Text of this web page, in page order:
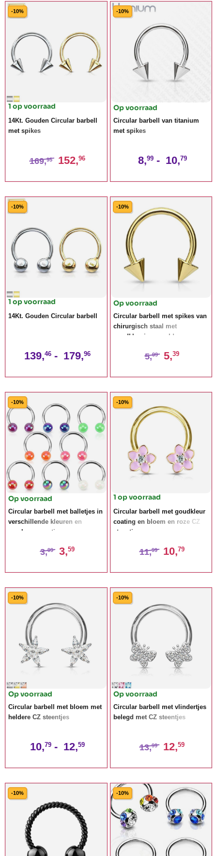
-10%
1 op voorraad
14Kt. Gouden Circular barbell
met spikes
169,95 152,96
-10%
Op voorraad
Circular barbell van titanium
met spikes
8,99 - 10,79
-10%
1 op voorraad
14Kt. Gouden Circular barbell
139,46 - 179,96
-10%
Op voorraad
Circular barbell met spikes van
chirurgisch staal met
goudkleurig verguld
5,99 5,39
-10%
Op voorraad
Circular barbell met balletjes in
verschillende kleuren en
parelmoer coating
3,99 3,59
-10%
1 op voorraad
Circular barbell met goudkleur
coating en bloem en roze CZ
steentjes
11,99 10,79
-10%
Op voorraad
Circular barbell met bloem met
heldere CZ steentjes
10,79 - 12,59
-10%
Op voorraad
Circular barbell met vlindertjes
belegd met CZ steentjes
13,99 12,59
-10% -10%